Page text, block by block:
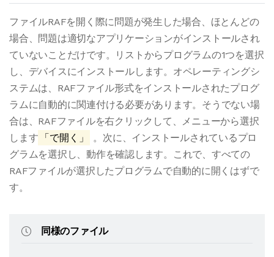
ファイルRAFを開く際に問題が発生した場合、ほとんどの
場合、問題は適切なアプリケーションがインストールされ
ていないことだけです。リストからプログラムの1つを選択
し、デバイスにインストールします。オペレーティングシ
ステムは、RAFファイル形式をインストールされたプログ
ラムに自動的に関連付ける必要があります。そうでない場
合は、RAFファイルを右クリックして、メニューから選択
します
「で開く」
。次に、インストールされているプロ
グラムを選択し、動作を確認します。これで、すべての
RAFファイルが選択したプログラムで自動的に開くはずで
す。
同様のファイル